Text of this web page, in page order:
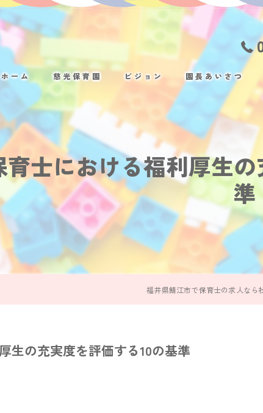
ホーム 慈光保育園 ビジョン 園長あいさつ
育士における福利厚生
準
福井県鯖江市で保育士の求人なら
生の充実度を評価する10の基準